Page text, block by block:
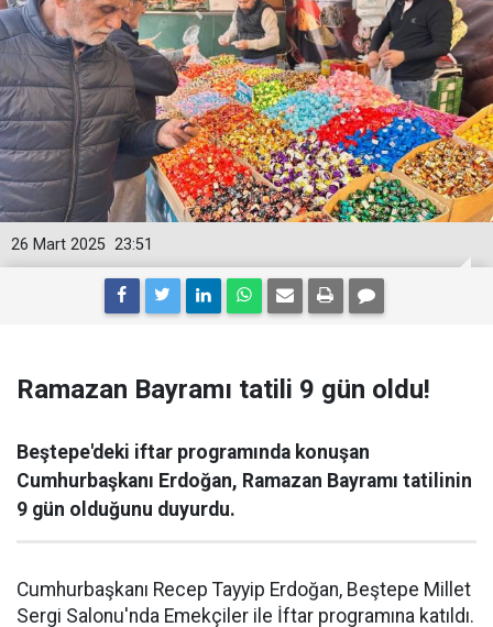
23:51
26 Mart 2025
Ramazan Bayramı tatili 9 gün oldu!
Beştepe'deki iftar programında konuşan
Cumhurbaşkanı Erdoğan, Ramazan Bayramı tatilinin
9 gün olduğunu duyurdu.
Cumhurbaşkanı Recep Tayyip Erdoğan, Beştepe Millet
Sergi Salonu'nda Emekçiler ile İftar programına katıldı.